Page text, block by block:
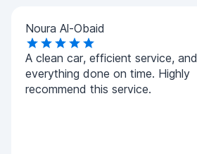
Noura Al-Obaid
A clean car, efficient service, and
everything done on time. Highly
recommend this service.